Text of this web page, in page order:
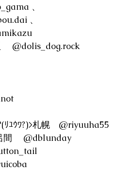
、
、
　@dolis_dog.rock
ﾘﾕｳﾜ?)>札幌　@riyuuha55
間　 @dblunday